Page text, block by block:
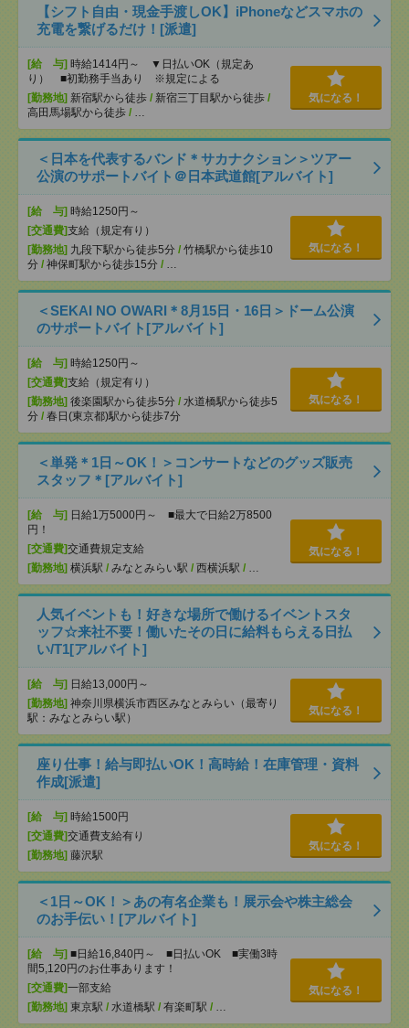
【シフト自由・現金手渡しOK】iPhoneなどスマホの
充電を繋げるだけ！[派遣]
[給 与] 時給1414円～ ▼日払いOK（規定あ
り） ■初勤務手当あり ※規定による
[勤務地] 新宿駅から徒歩 / 新宿三丁目駅から徒歩 /
高田馬場駅から徒歩 / …
気になる！
＜日本を代表するバンド＊サカナクション＞ツアー
公演のサポートバイト＠日本武道館[アルバイト]
[給 与] 時給1250円～
[交通費]支給（規定有り）
[勤務地] 九段下駅から徒歩5分 / 竹橋駅から徒歩10
分 / 神保町駅から徒歩15分 / …
気になる！
＜SEKAI NO OWARI＊8月15日・16日＞ドーム公演
のサポートバイト[アルバイト]
[給 与] 時給1250円～
[交通費]支給（規定有り）
[勤務地] 後楽園駅から徒歩5分 / 水道橋駅から徒歩5
分 / 春日(東京都)駅から徒歩7分
気になる！
＜単発＊1日～OK！＞コンサートなどのグッズ販売
スタッフ＊[アルバイト]
[給 与] 日給1万5000円～ ■最大で日給2万8500
円！
[交通費]交通費規定支給
[勤務地] 横浜駅 / みなとみらい駅 / 西横浜駅 / …
気になる！
人気イベントも！好きな場所で働けるイベントスタ
ッフ☆来社不要！働いたその日に給料もらえる日払
い/T1[アルバイト]
[給 与] 日給13,000円～
[勤務地] 神奈川県横浜市西区みなとみらい（最寄り
駅：みなとみらい駅）
気になる！
座り仕事！給与即払いOK！高時給！在庫管理・資料
作成[派遣]
[給 与] 時給1500円
[交通費]交通費支給有り
[勤務地] 藤沢駅
気になる！
＜1日～OK！＞あの有名企業も！展示会や株主総会
のお手伝い！[アルバイト]
[給 与] ■日給16,840円～ ■日払いOK ■実働3時
間5,120円のお仕事あります！
[交通費]一部支給
[勤務地] 東京駅 / 水道橋駅 / 有楽町駅 / …
気になる！